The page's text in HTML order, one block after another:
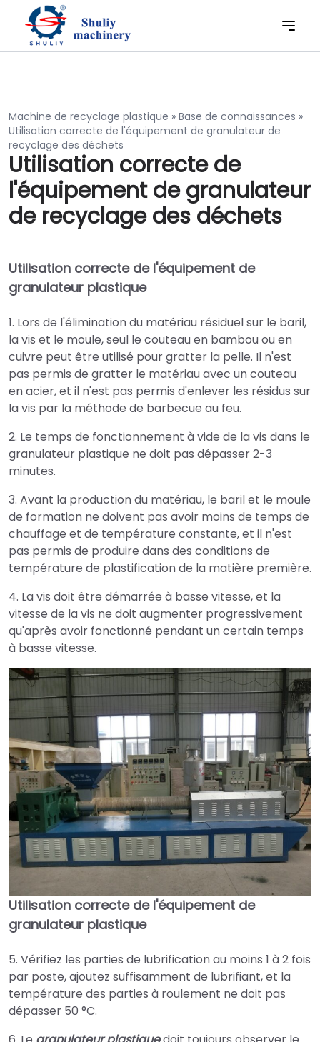
Machine de recyclage plastique » Base de connaissances »
Utilisation correcte de l'équipement de granulateur de
recyclage des déchets
Utilisation correcte de
l'équipement de granulateur
de recyclage des déchets
Utilisation correcte de l'équipement de
granulateur plastique
1. Lors de l'élimination du matériau résiduel sur le baril,
la vis et le moule, seul le couteau en bambou ou en
cuivre peut être utilisé pour gratter la pelle. Il n'est
pas permis de gratter le matériau avec un couteau
en acier, et il n'est pas permis d'enlever les résidus sur
la vis par la méthode de barbecue au feu.
2. Le temps de fonctionnement à vide de la vis dans le
granulateur plastique ne doit pas dépasser 2-3
minutes.
3. Avant la production du matériau, le baril et le moule
de formation ne doivent pas avoir moins de temps de
chauffage et de température constante, et il n'est
pas permis de produire dans des conditions de
température de plastification de la matière première.
4. La vis doit être démarrée à basse vitesse, et la
vitesse de la vis ne doit augmenter progressivement
qu'après avoir fonctionné pendant un certain temps
à basse vitesse.
Utilisation correcte de l'équipement de
granulateur plastique
5. Vérifiez les parties de lubrification au moins 1 à 2 fois
par poste, ajoutez suffisamment de lubrifiant, et la
température des parties à roulement ne doit pas
dépasser 50 °C.